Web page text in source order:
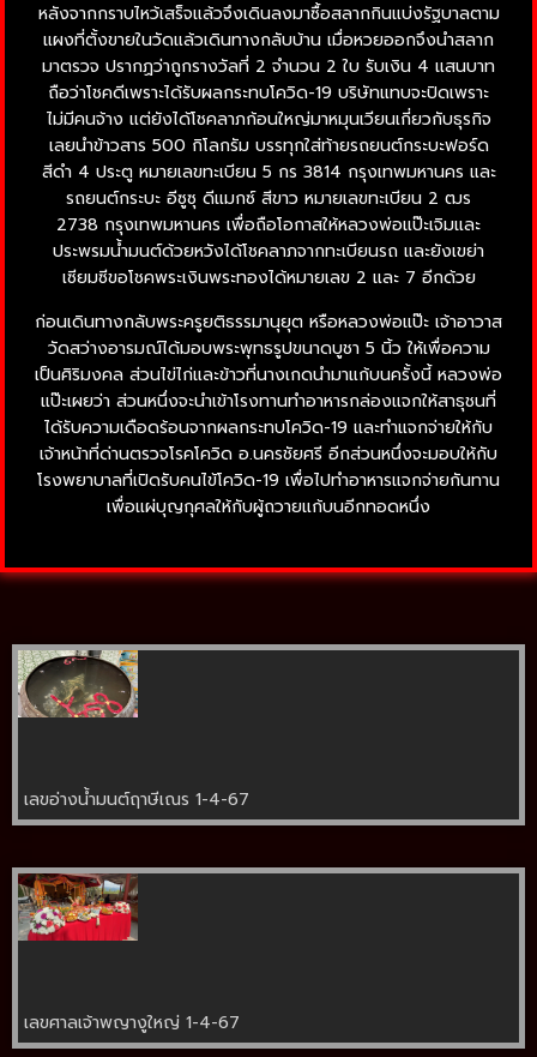
หลังจากกราบไหว้เสร็จแล้วจึงเดินลงมาซื้อสลากกินแบ่งรัฐบาลตาม
แผงที่ตั้งขายในวัดแล้วเดินทางกลับบ้าน เมื่อหวยออกจึงนำสลาก
มาตรวจ ปรากฏว่าถูกรางวัลที่ 2 จำนวน 2 ใบ รับเงิน 4 แสนบาท
ถือว่าโชคดีเพราะได้รับผลกระทบโควิด-19 บริษัทแทบจะปิดเพราะ
ไม่มีคนจ้าง แต่ยังได้โชคลาภก้อนใหญ่มาหมุนเวียนเกี่ยวกับธุรกิจ
เลยนำข้าวสาร 500 กิโลกรัม บรรทุกใส่ท้ายรถยนต์กระบะฟอร์ด
สีดำ 4 ประตู หมายเลขทะเบียน 5 กร 3814 กรุงเทพมหานคร และ
รถยนต์กระบะ อีซูซุ ดีแมกซ์ สีขาว หมายเลขทะเบียน 2 ฒร
2738 กรุงเทพมหานคร เพื่อถือโอกาสให้หลวงพ่อแป๊ะเจิมและ
ประพรมน้ำมนต์ด้วยหวังได้โชคลาภจากทะเบียนรถ และยังเขย่า
เซียมซีขอโชคพระเงินพระทองได้หมายเลข 2 และ 7 อีกด้วย
ก่อนเดินทางกลับพระครูยติธรรมานุยุต หรือหลวงพ่อแป๊ะ เจ้าอาวาส
วัดสว่างอารมณ์ได้มอบพระพุทธรูปขนาดบูชา 5 นิ้ว ให้เพื่อความ
เป็นศิริมงคล ส่วนไข่ไก่และข้าวที่นางเกดนำมาแก้บนครั้งนี้ หลวงพ่อ
แป๊ะเผยว่า ส่วนหนึ่งจะนำเข้าโรงทานทำอาหารกล่องแจกให้สาธุชนที่
ได้รับความเดือดร้อนจากผลกระทบโควิด-19 และทำแจกจ่ายให้กับ
เจ้าหน้าที่ด่านตรวจโรคโควิด อ.นครชัยศรี อีกส่วนหนึ่งจะมอบให้กับ
โรงพยาบาลที่เปิดรับคนไข้โควิด-19 เพื่อไปทำอาหารแจกจ่ายกันทาน
เพื่อแผ่บุญกุศลให้กับผู้ถวายแก้บนอีกทอดหนึ่ง
เลขอ่างน้ำมนต์ฤาษีเณร 1-4-67
เลขศาลเจ้าพญางูใหญ่ 1-4-67